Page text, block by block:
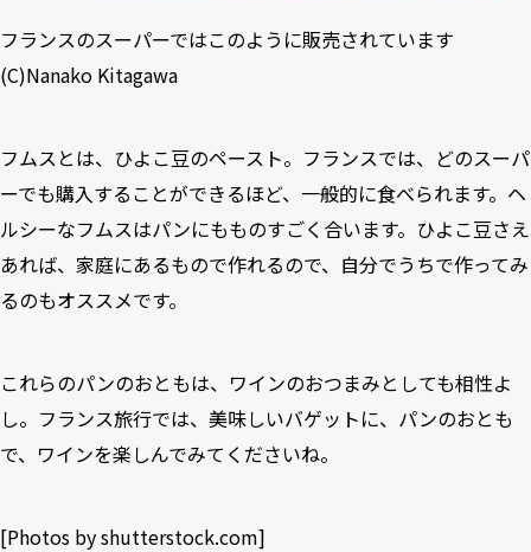
フランスのスーパーではこのように販売されています
(C)Nanako Kitagawa
フムスとは、ひよこ豆のペースト。フランスでは、どのスーパ
ーでも購入することができるほど、一般的に食べられます。ヘ
ルシーなフムスはパンにもものすごく合います。ひよこ豆さえ
あれば、家庭にあるもので作れるので、自分でうちで作ってみ
るのもオススメです。
これらのパンのおともは、ワインのおつまみとしても相性よ
し。フランス旅行では、美味しいバゲットに、パンのおとも
で、ワインを楽しんでみてくださいね。
[Photos byshutterstock.com]